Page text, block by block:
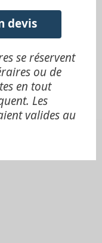
devis
se réservent
ou de
en tout
Les
valides au